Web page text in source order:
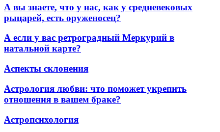
А вы знаете, что у нас, как у средневековых
рыцарей, есть оруженосец?
А если у вас ретроградный Меркурий в
натальной карте?
Аспекты склонения
Астрология любви: что поможет укрепить
отношения в вашем браке?
Астропсихология